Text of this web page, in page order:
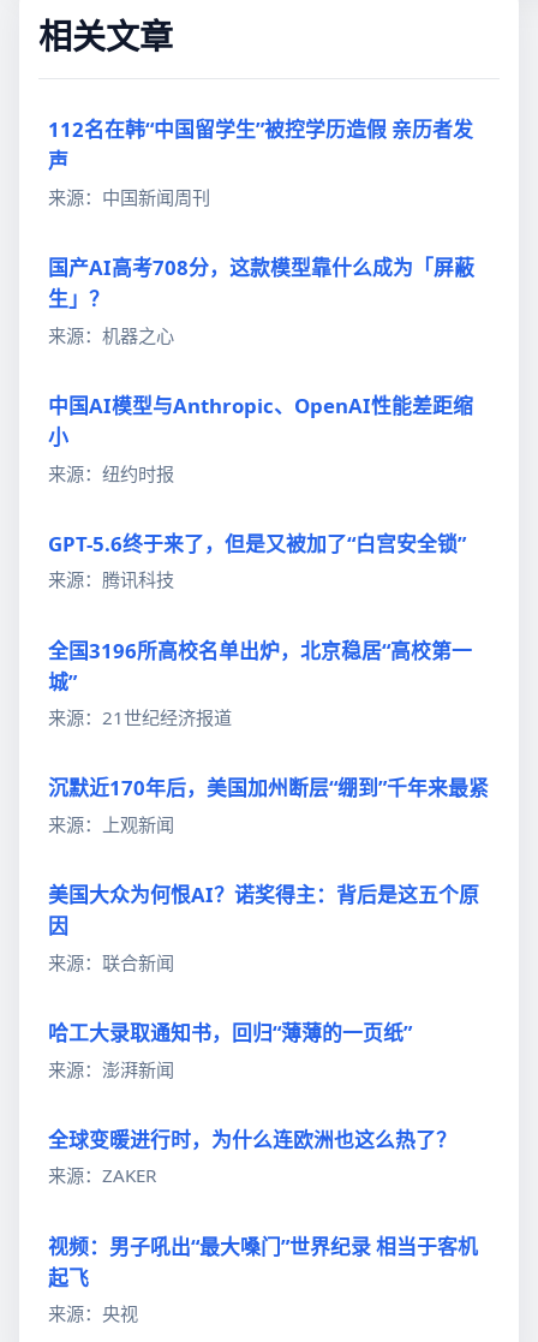
相关文章
112名在韩“中国留学生”被控学历造假 亲历者发
声
来源：中国新闻周刊
国产AI高考708分，这款模型靠什么成为「屏蔽
生」？
来源：机器之心
中国AI模型与Anthropic、OpenAI性能差距缩
小
来源：纽约时报
GPT-5.6终于来了，但是又被加了“白宫安全锁”
来源：腾讯科技
全国3196所高校名单出炉，北京稳居“高校第一
城”
来源：21世纪经济报道
沉默近170年后，美国加州断层“绷到”千年来最紧
来源：上观新闻
美国大众为何恨AI？诺奖得主：背后是这五个原
因
来源：联合新闻
哈工大录取通知书，回归“薄薄的一页纸”
来源：澎湃新闻
全球变暖进行时，为什么连欧洲也这么热了？
来源：ZAKER
视频：男子吼出“最大嗓门”世界纪录 相当于客机
起飞
来源：央视